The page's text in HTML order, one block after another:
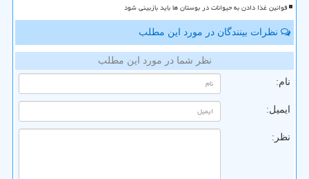
قوانین غذا دادن به حیوانات در بوستان ها باید بازبینی شود
نظرات بینندگان در مورد این مطلب
نظر شما در مورد این مطلب
نام:
ایمیل:
نظر: